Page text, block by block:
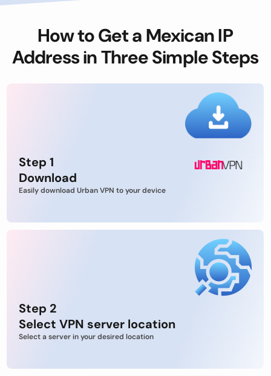
How to Get a Mexican IP
Address in Three Simple Steps
Step 1
Download
Easily download Urban VPN to your device
Step 2
Select VPN server location
Select a server in your desired location